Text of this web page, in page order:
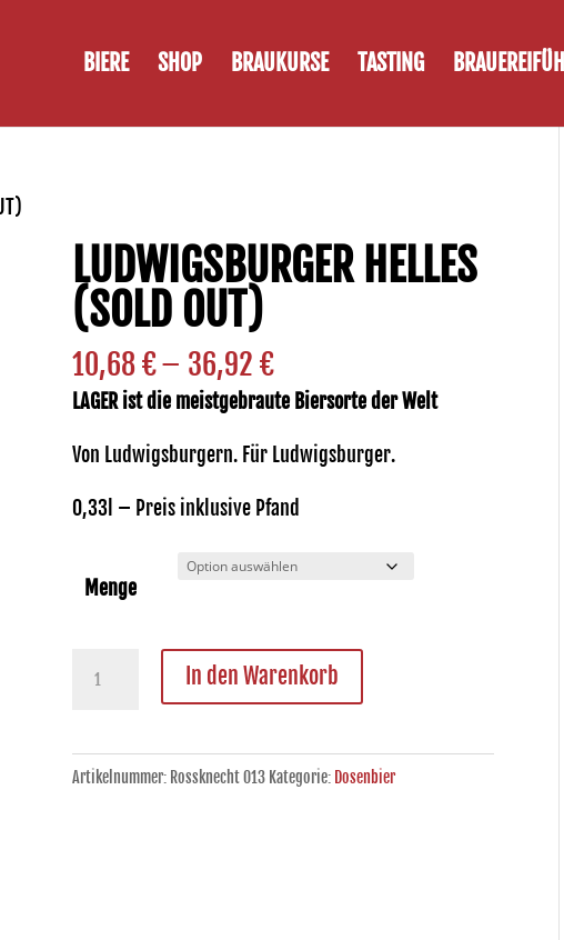
BIERE SHOP BRAUKURSE TASTING
LUDWIGSBURGER HELLES
(SOLD OUT)
10,68€– 36,92€Preisspanne:
10,68 €
36,92 €
LAGER ist die meistgebraute Biersorte der Welt
Von Ludwigsburgern. Für Ludwigsburger.
0,33l – Preis inklusive Pfand
Menge
Ludwigsburger
OUT)
In den Warenkorb
Artikelnummer: Rossknecht 013 Kategorie: Dosenbier